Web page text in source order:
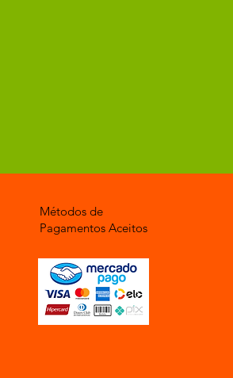
Métodos de
Pagamentos Aceitos